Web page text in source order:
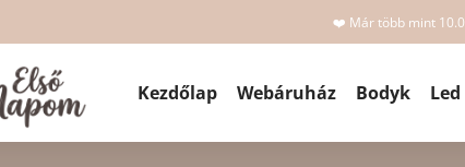
❤️ Már több mint
Kezdőlap Webáruház Bodyk